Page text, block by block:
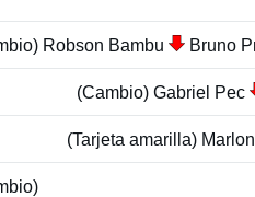
Robson Bambu Bruno
(Cambio) Gabriel Pec
(Tarjeta amarilla)